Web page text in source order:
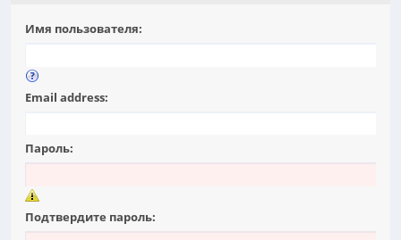
Имя пользователя:
Email address:
Пароль:
Подтвердите пароль: